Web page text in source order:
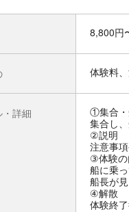
8,800円
体験料
詳細
①集合
集合し
②説明
注意事
③体験の
船に乗っ
船長が
④解散
体験終